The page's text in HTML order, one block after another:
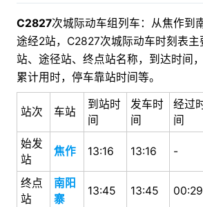
C2827次城际动车组列车：从焦作到
途经2站，C2827次城际动车时刻表主
站、途径站、终点站名称，到达时间
累计用时，停车靠站时间等。
站次 车站
到站时
间
发车时
间
经过
间
始发
站
焦作 13:16 13:16 -
终点
站
南阳
寨
13:45 13:45 00:29